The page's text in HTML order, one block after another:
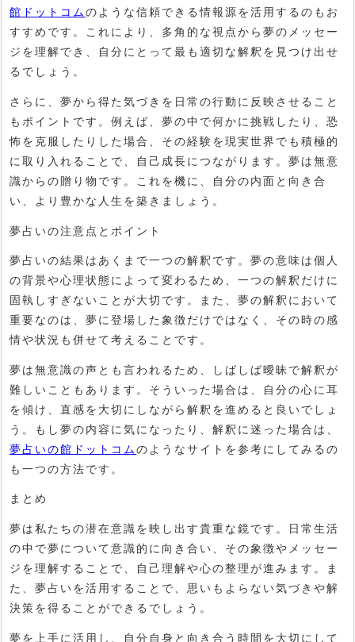
館ドットコムのような信頼できる情報源を活用するのもお
すすめです。これにより、多角的な視点から夢のメッセー
ジを理解でき、自分にとって最も適切な解釈を見つけ出せ
るでしょう。
さらに、夢から得た気づきを日常の行動に反映させること
もポイントです。例えば、夢の中で何かに挑戦したり、恐
怖を克服したりした場合、その経験を現実世界でも積極的
に取り入れることで、自己成長につながります。夢は無意
識からの贈り物です。これを機に、自分の内面と向き合
い、より豊かな人生を築きましょう。
夢占いの注意点とポイント
夢占いの結果はあくまで一つの解釈です。夢の意味は個人
の背景や心理状態によって変わるため、一つの解釈だけに
固執しすぎないことが大切です。また、夢の解釈において
重要なのは、夢に登場した象徴だけではなく、その時の感
情や状況も併せて考えることです。
夢は無意識の声とも言われるため、しばしば曖昧で解釈が
難しいこともあります。そういった場合は、自分の心に耳
を傾け、直感を大切にしながら解釈を進めると良いでしょ
う。もし夢の内容に気になったり、解釈に迷った場合は、
夢占いの館ドットコムのようなサイトを参考にしてみるの
も一つの方法です。
まとめ
夢は私たちの潜在意識を映し出す貴重な鏡です。日常生活
の中で夢について意識的に向き合い、その象徴やメッセー
ジを理解することで、自己理解や心の整理が進みます。ま
た、夢占いを活用することで、思いもよらない気づきや解
決策を得ることができるでしょう。
夢を上手に活用し、自分自身と向き合う時間を大切にして